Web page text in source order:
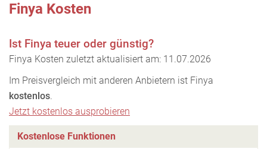
Finya Kosten
Ist Finya teuer oder günstig?
Finya Kosten zuletzt aktualisiert am: 11.07.2026
Im Preisvergleich mit anderen Anbietern ist Finya
kostenlos.
Jetzt kostenlos ausprobieren
Kostenlose Funktionen